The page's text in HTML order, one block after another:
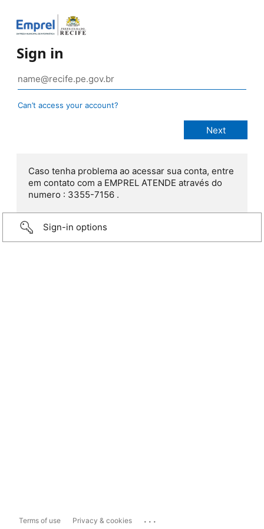
Sign in
Can’t access your account?
Caso tenha problema ao acessar sua conta, entre
em contato com a EMPREL ATENDE através do
numero : 3355-7156 .
Sign-in options
Terms of use Privacy & cookies ...